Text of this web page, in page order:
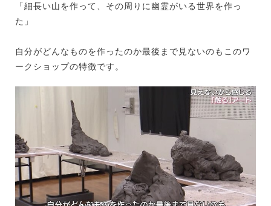
「細長い山を作って、その周りに幽霊がいる世界を作っ
た」
自分がどんなものを作ったのか最後まで見ないのもこのワ
ークショップの特徴です。